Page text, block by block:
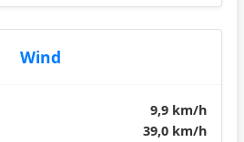
Wind
9,9 km/h
39,0 km/h